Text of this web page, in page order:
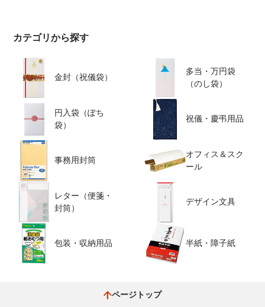
カテゴリから探す
金封（祝儀袋）
多当・万円袋
（のし袋）
円入袋（ぽち
袋）
祝儀・慶弔用品
事務用封筒
オフィス＆スク
ール
レター（便箋・
封筒）
デザイン文具
包装・収納用品 半紙・障子紙
ページトップ